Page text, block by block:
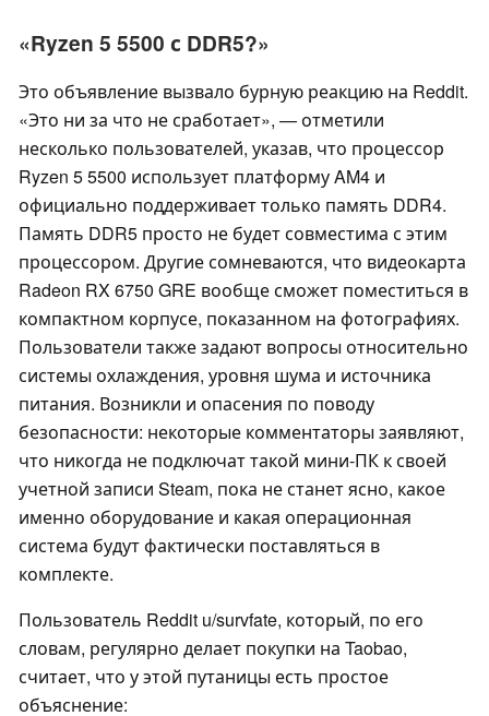
«Ryzen 5 5500 с DDR5?»
Это объявление вызвало бурную реакцию на Reddit.
«Это ни за что не сработает», — отметили
несколько пользователей, указав, что процессор
Ryzen 5 5500 использует платформу AM4 и
официально поддерживает только память DDR4.
Память DDR5 просто не будет совместима с этим
процессором. Другие сомневаются, что видеокарта
Radeon RX 6750 GRE вообще сможет поместиться в
компактном корпусе, показанном на фотографиях.
Пользователи также задают вопросы относительно
системы охлаждения, уровня шума и источника
питания. Возникли и опасения по поводу
безопасности: некоторые комментаторы заявляют,
что никогда не подключат такой мини-ПК к своей
учетной записи Steam, пока не станет ясно, какое
именно оборудование и какая операционная
система будут фактически поставляться в
комплекте.
Пользователь Reddit u/survfate, который, по его
словам, регулярно делает покупки на Taobao,
считает, что у этой путаницы есть простое
объяснение: